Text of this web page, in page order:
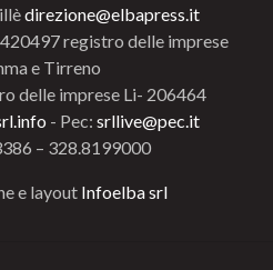
direzione@elbapress.it
registro delle imprese
e Tirreno
delle imprese Li- 206464
- Pec: srllive@pec.it
– 328.8199000
e layout Infoelba srl